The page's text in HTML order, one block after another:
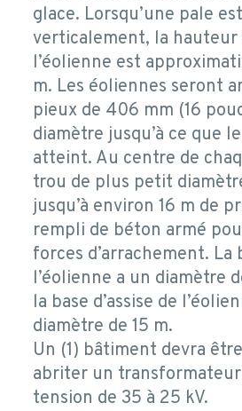
glace. Lorsqu’une pale
verticalement, la hauteur
l’éolienne est
m. Les éoliennes seront
pieux de 406 mm (16
diamètre jusqu’à ce que
atteint. Au centre de
trou de plus petit
jusqu’à environ 16 m de
rempli de béton armé
forces d’arrachement. La
l’éolienne a un diamètre
la base d’assise de
diamètre de 15 m.
Un (1) bâtiment devra
abriter un transformateur
tension de 35 à 25 kV.